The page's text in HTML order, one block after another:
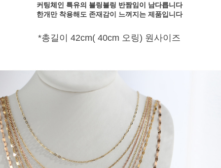
커팅체인 특유의 블링블링 반짬임이 남다릅니다
한개만 착용해도 존재감이 느껴지는 제품입니다
*총길이 42cm( 40cm 오링) 원사이즈